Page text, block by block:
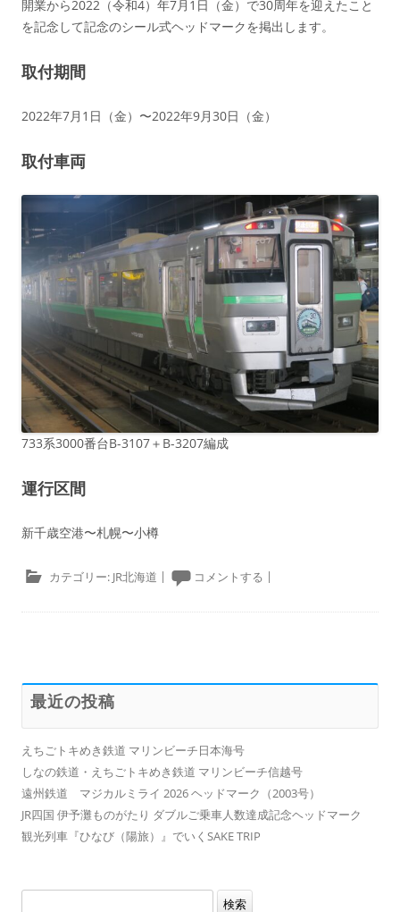
開業から2022（令和4）年7月1日（金）で30周年を迎えたこと
を記念して記念のシール式ヘッドマークを掲出します。
取付期間
2022年7月1日（金）〜2022年9月30日（金）
取付車両
733系3000番台B-3107＋B-3207編成
運行区間
新千歳空港〜札幌〜小樽
カテゴリー: JR北海道 | コメントする |
最近の投稿
えちごトキめき鉄道 マリンビーチ日本海号
しなの鉄道・えちごトキめき鉄道 マリンビーチ信越号
遠州鉄道 マジカルミライ 2026 ヘッドマーク（2003号）
JR四国 伊予灘ものがたり ダブルご乗車人数達成記念ヘッドマーク
観光列車『ひなび（陽旅）』でいくSAKE TRIP